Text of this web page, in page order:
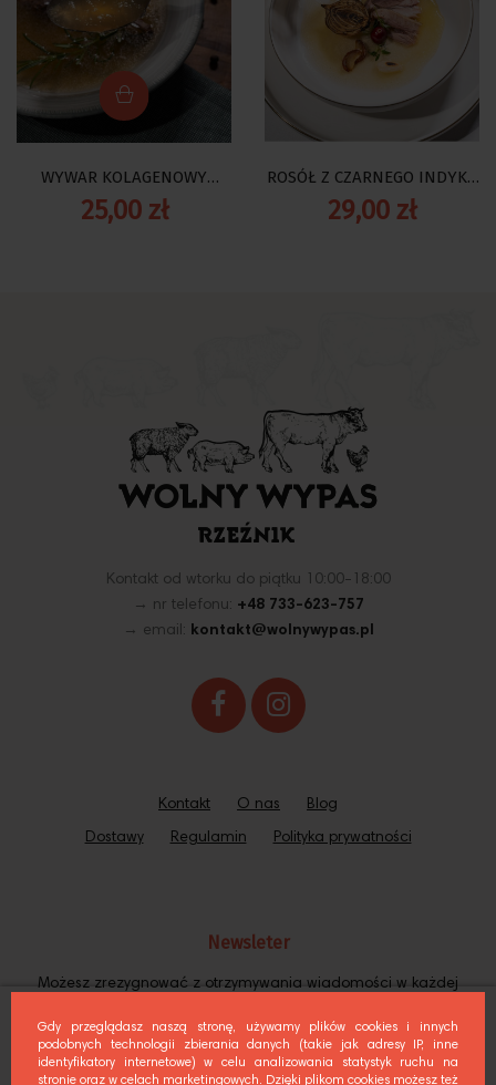
Gdy przeglądasz naszą stronę, używamy plików cookies i innych
podobnych technologii zbierania danych (takie jak adresy IP, inne
identyfikatory internetowe) w celu analizowania statystyk ruchu na
stronie oraz w celach marketingowych. Dzięki plikom cookies możesz też
WYWAR KOLAGENOWY
JAGNIĘCY 540 ML
25,00 zł
ROSÓŁ Z CZARNEGO INDYKA
EKO 540 ML
29,00 zł
Kontakt od wtorku do piątku 10:00-18:00
→ nr telefonu: +48 733-623-757
→ email: kontakt@wolnywypas.pl
Kontakt O nas Blog
Dostawy Regulamin Polityka prywatności
Newsleter
Możesz zrezygnować z otrzymywania wiadomości w każdej
Prywatności.
Subskrybuj